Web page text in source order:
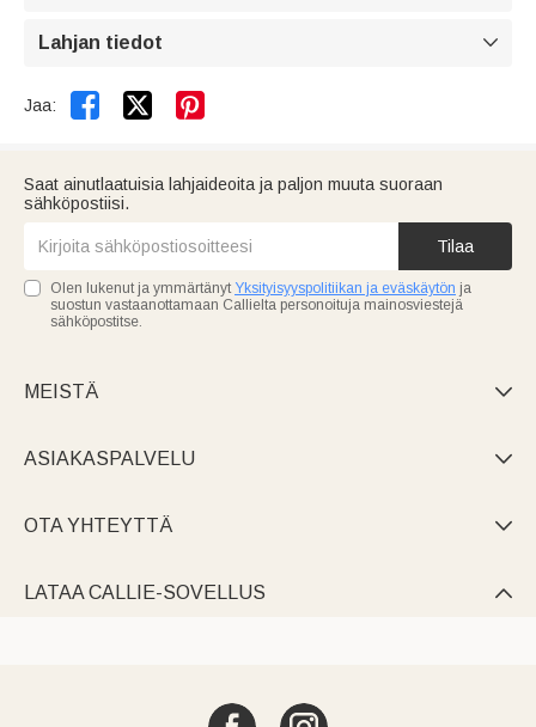
Lahjan tiedot 
Jaa:  
Saat ainutlaatuisia lahjaideoita ja paljon muuta suoraan
sähköpostiisi.
Tilaa
Olen lukenut ja ymmärtänyt Yksityisyyspolitiikan ja eväskäytön ja
suostun vastaanottamaan Callielta personoituja mainosviestejä
sähköpostitse.
MEISTÄ 
ASIAKASPALVELU 
OTA YHTEYTTÄ 
LATAA CALLIE-SOVELLUS 